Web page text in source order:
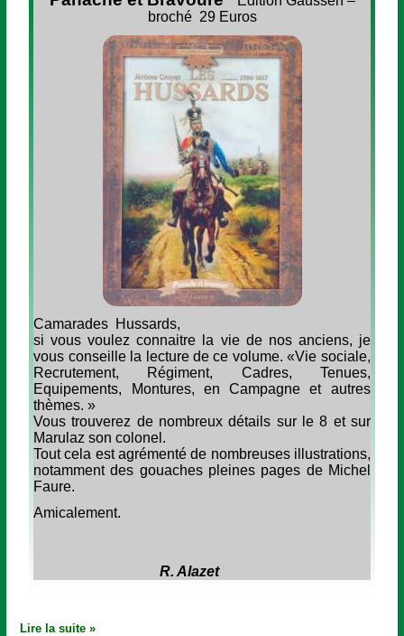
broché 29 Euros
Camarades Hussards,
si vous voulez connaitre la vie de nos anciens, je
vous conseille la lecture de ce volume. «Vie sociale,
Recrutement, Régiment, Cadres, Tenues,
Equipements, Montures, en Campagne et autres
thèmes. »
Vous trouverez de nombreux détails sur le 8 et sur
Marulaz son colonel.
Tout cela est agrémenté de nombreuses illustrations,
notamment des gouaches pleines pages de Michel
Faure.
Amicalement.
R. Alazet
Lire la suite »